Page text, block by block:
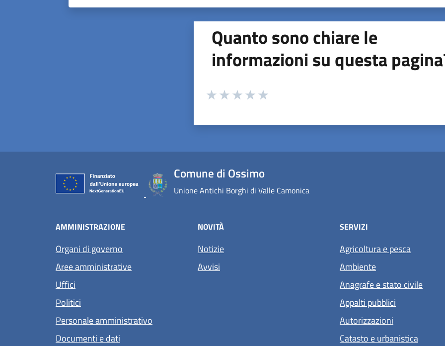
Quanto sono chiare le
informazioni su questa
Valuta da 1 a 5 stelle la pagina
Comune di Ossimo
Unione Antichi Borghi di Valle Camonica
AMMINISTRAZIONE
Organi di governo
Aree amministrative
Uffici
Politici
Personale amministrativo
Documenti e dati
NOVITÀ
Notizie
Avvisi
SERVIZI
Agricoltura e pesca
Ambiente
Anagrafe e stato civile
Appalti pubblici
Autorizzazioni
Catasto e urbanistica